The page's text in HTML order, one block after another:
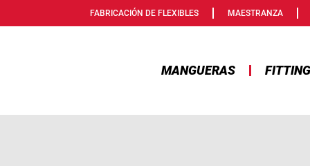
FABRICACIÓN DE FLEXIBLES MAESTRANZA
MANGUERAS